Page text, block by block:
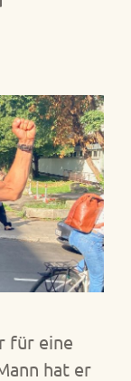
für eine
hat er